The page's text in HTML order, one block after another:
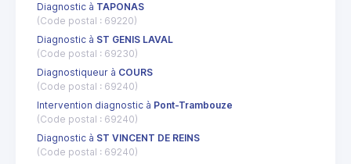
Diagnostic à TAPONAS
(Code postal : 69220)
Diagnostic à ST GENIS LAVAL
(Code postal : 69230)
Diagnostiqueur à COURS
(Code postal : 69240)
Intervention diagnostic à Pont-Trambouze
(Code postal : 69240)
Diagnostic à ST VINCENT DE REINS
(Code postal : 69240)